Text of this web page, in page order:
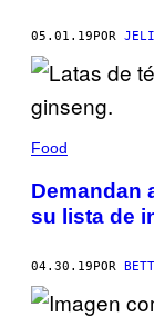
05.01.19POR
Food
Demandan
su lista de
04.30.19POR